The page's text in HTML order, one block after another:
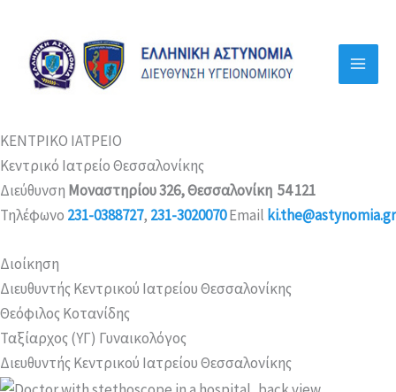
περιεχόμενο
ΚΕΝΤΡΙΚΟ ΙΑΤΡΕΙΟ
Κεντρικό Ιατρείο Θεσσαλονίκης
Διεύθυνση Μοναστηρίου 326, Θεσσαλονίκη 54 121
Τηλέφωνο 231-0388727, 231-3020070Email ki.the@astynomia.gr
Διοίκηση
Διευθυντής Κεντρικού Ιατρείου Θεσσαλονίκης
Θεόφιλος Κοτανίδης
Ταξίαρχος (ΥΓ) Γυναικολόγος
Διευθυντής Κεντρικού Ιατρείου Θεσσαλονίκης